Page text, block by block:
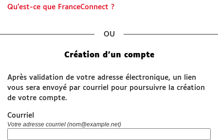
SITES UTILES
www.grandchambery.fr
Qu’est-ce que FranceConnect ?
Création d’un compte
Après validation de votre adresse électronique, un lien
vous sera envoyé par courriel pour poursuivre la création
de votre compte.
Courriel
Votre adresse courriel (nom@example.net)